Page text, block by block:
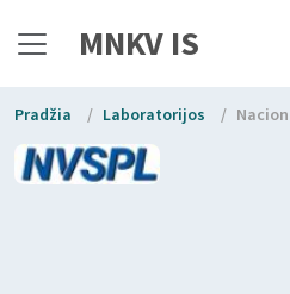
MNKV IS
Pradžia / Laboratorijos /